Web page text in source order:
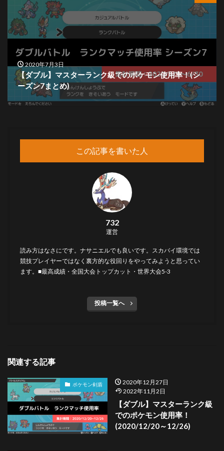
2020年7月3日
【ダブル】マスターランク級でのポケモン使用率！(シ
ーズン7まとめ)
この記事を書いた人
732
運営
読み方はなさにです。ナサニエルでも良いです。スカバイ環境では
競技プレイヤーではなく裏方的な役回りをやってみようと思ってい
ます。■最高成績・全国大会トップカット・世界大会5-3
投稿一覧へ
関連する記事
ポケモン剣盾
2020年12月27日
2022年11月2日
【ダブル】マスターランク級
でのポケモン使用率！
(2020/12/20～12/26)